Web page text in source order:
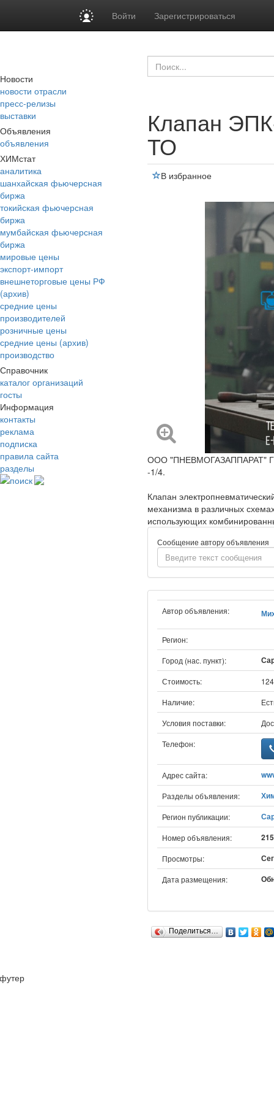
Войти Зарегистрироваться
Новости
новости отрасли
пресс-релизы
выставки
Объявления
объявления
ХИМстат
аналитика
шанхайская фьючерсная
биржа
токийская фьючерсная
биржа
мумбайская фьючерсная
биржа
мировые цены
экспорт-импорт
внешнеторговые цены РФ
(архив)
средние цены
производителей
розничные цены
средние цены (архив)
производство
Справочник
каталог организаций
госты
Информация
контакты
реклама
подписка
правила сайта
разделы
поиск
Клапан
ТО
В избранное
ООО "ПНЕВМОГАЗАППАРАТ" Г.
-1/4.
Клапан
механизма в различных
использующих
Сообщение автору объявления
Автор объявления:
Регион:
Город (нас. пункт):
Стоимость:
Наличие:
Условия поставки:
Телефон:
Адрес сайта:
Разделы объявления:
Регион публикации:
Номер объявления:
Просмотры:
Дата размещения:
Поделиться…
футер